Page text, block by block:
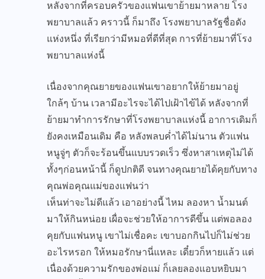
หลังจากที่ครอบครัวของแฟนเขาย้ายมาหลาย โรง
พยาบาลแล้ว คราวนี้ ก็มาถึง โรงพยาบาลรัฐชื่อดัง
แห่งหนึ่ง ที่เรียกว่ามีหมอที่ดีที่สุด การที่ย้ายมาที่โรง
พยาบาลแห่งนี้
เนื่องจากคุณยายของแฟนเขาอยากให้ย้ายมาอยู่
ใกล้ๆ บ้าน เวลามีอะไรจะได้ไปเฝ้าไข้ได้ หลังจากที่
ย้ายมาทำการรักษาที่โรงพยาบาลแห่งนี้ อาการเดิมก็
ยังคงเหมือนเดิม คือ หลังพลบค่ำได้ไม่นาน ตัวแฟน
หนูจู่ๆ ตัวก็จะร้อนขึ้นแบบรวดเร็ว ซึ่งหาสาเหตุไม่ได้
ทั้งๆก่อนหน้านี้ ก็ดูปกติดี จนทางคุณยายได้คุยกับทาง
คุณพ่อคุณแม่ของแฟนว่า
เห็นท่าจะไม่ดีแล้ว เอาอย่างนี้ ไหม ลองหา น้ำมนต์
มาให้กินหน่อย เผื่อจะช่วยให้อาการดีขึ้น แต่พอลอง
คุยกับแฟนหนู เขาไม่เชื่อคะ เขาบอกกินไปก็ไม่ช่วย
อะไรหรอก ให้หมอรักษานี่แหละ เดี๋ยวก็หายแล้ว แต่
เนื่องด้วยความรักของพ่อแม่ ก็เลยลองแอบหยิบมา